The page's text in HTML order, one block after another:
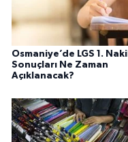
Osmaniye’de LGS 1. Nakil
Sonuçları Ne Zaman
Açıklanacak?